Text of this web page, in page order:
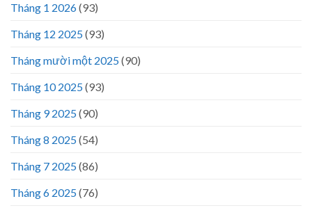
Tháng 1 2026(93)
Tháng 12 2025(93)
Tháng mười một 2025(90)
Tháng 10 2025(93)
Tháng 9 2025(90)
Tháng 8 2025(54)
Tháng 7 2025(86)
Tháng 6 2025(76)